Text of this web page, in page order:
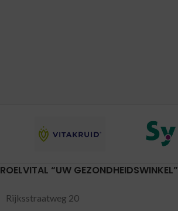
ROELVITAL “UW GEZONDHEIDSWINKEL”
Rijksstraatweg 20